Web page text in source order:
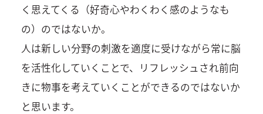
く思えてくる（好奇心やわくわく感のようなも
の）のではないか。
人は新しい分野の刺激を適度に受けながら常に脳
を活性化していくことで、リフレッシュされ前向
きに物事を考えていくことができるのではないか
と思います。